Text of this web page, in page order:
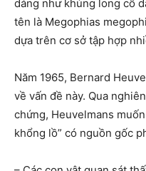
dáng như khủng long cổ
tên là Megophias
dựa trên cơ sở tập hợp
Năm 1965, Bernard
về vấn đề này. Qua
chứng, Heuvelmans
khổng lồ” có nguồn gốc